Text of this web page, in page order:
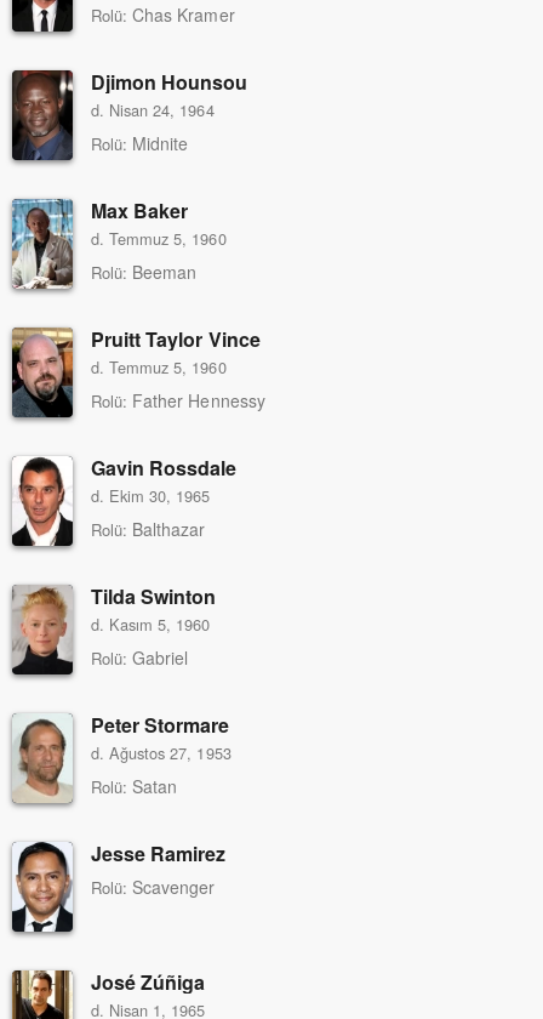
Rolü: Chas Kramer
Djimon Hounsou
d. Nisan 24, 1964
Rolü: Midnite
Max Baker
d. Temmuz 5, 1960
Rolü: Beeman
Pruitt Taylor Vince
d. Temmuz 5, 1960
Rolü: Father Hennessy
Gavin Rossdale
d. Ekim 30, 1965
Rolü: Balthazar
Tilda Swinton
d. Kasım 5, 1960
Rolü: Gabriel
Peter Stormare
d. Ağustos 27, 1953
Rolü: Satan
Jesse Ramirez
Rolü: Scavenger
José Zúñiga
d. Nisan 1, 1965